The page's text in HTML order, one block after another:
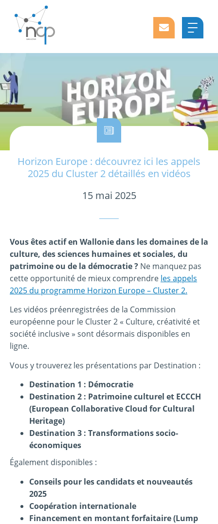
Horizon Europe : découvrez ici les appels
2025 du Cluster 2 détaillés en vidéos
15 mai 2025
Vous êtes actif en Wallonie dans les domaines de la
culture, des sciences humaines et sociales, du
patrimoine ou de la démocratie ? Ne manquez pas
cette opportunité de mieux comprendre les appels
2025 du programme Horizon Europe – Cluster 2.
Les vidéos préenregistrées de la Commission
européenne pour le Cluster 2 « Culture, créativité et
société inclusive » sont désormais disponibles en
ligne.
Vous y trouverez les présentations par Destination :
Destination 1 : Démocratie
Destination 2 : Patrimoine culturel et ECCCH
(European Collaborative Cloud for Cultural
Heritage)
Destination 3 : Transformations socio-
économiques
Également disponibles :
Conseils pour les candidats et nouveautés
2025
Coopération internationale
Financement en montant forfaitaire (Lump